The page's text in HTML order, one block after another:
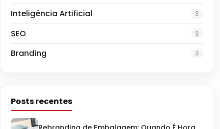
Inteligência Artificial 3
SEO 3
Branding 3
Posts recentes